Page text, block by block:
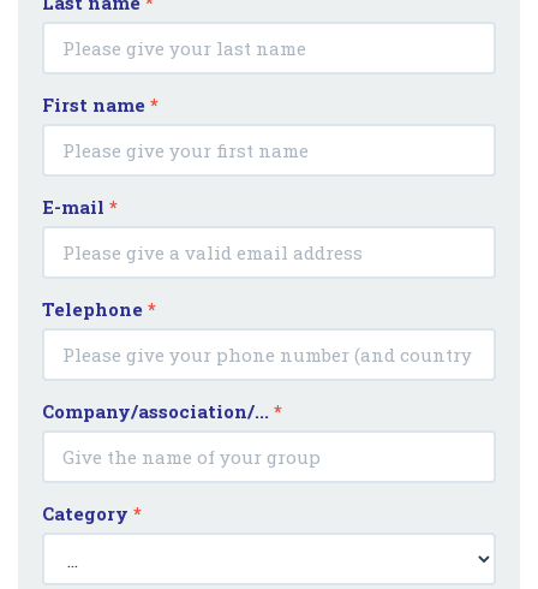
First name *
E-mail *
Telephone *
Company/association/... *
Category *